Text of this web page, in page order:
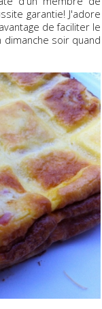
garantie! J'adore
de faciliter le
dimanche soir quand